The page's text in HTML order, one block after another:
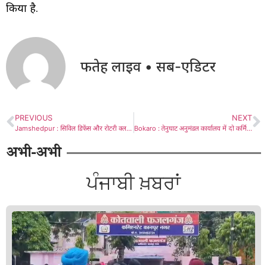
किया है.
फतेह लाइव • सब-एडिटर
PREVIOUS
Jamshedpur : सिविल डिफेंस और रोटरी क्लब की पहल से “आपदा लचीलापन और स्थिरता” पर सफल सेमिनार
NEXT
Bokaro : तेनुघाट अनुमंडल कार्यालय में दो कर्मियों का सेवा निवृत्ति समारोह आयोजित
अभी-अभी
ਪੰਜਾਬੀ ਖ਼ਬਰਾਂ